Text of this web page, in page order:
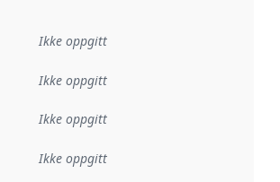
Ikke oppgitt
Ikke oppgitt
Ikke oppgitt
Ikke oppgitt